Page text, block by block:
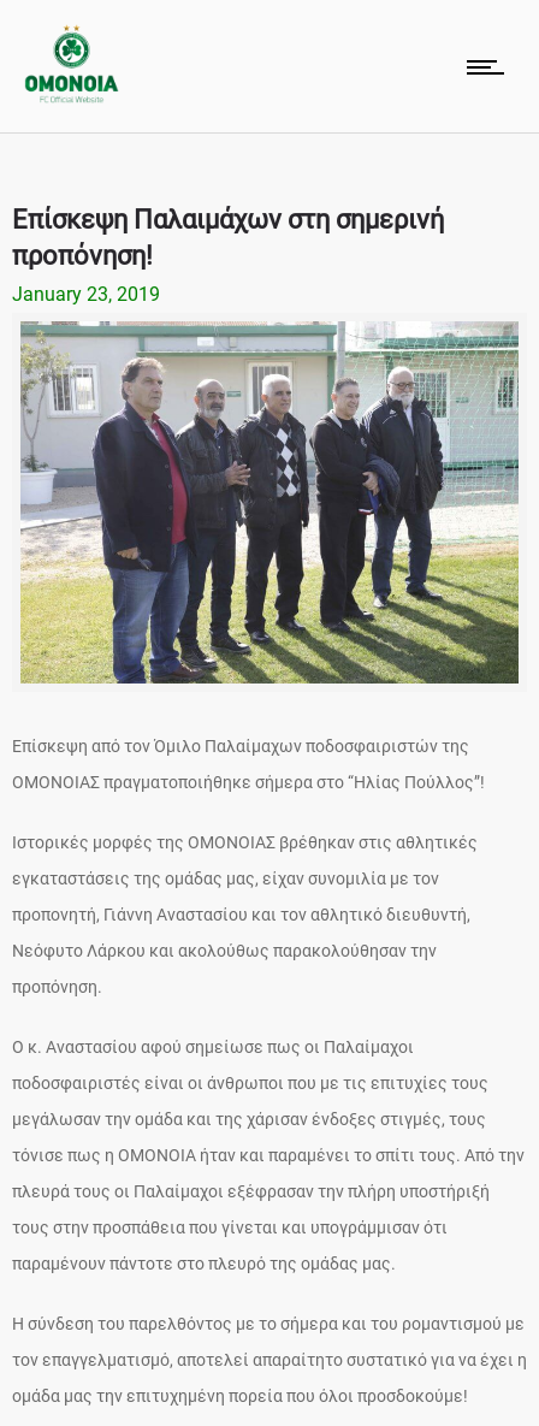
Επίσκεψη Παλαιμάχων στη σημερινή
προπόνηση!
January 23, 2019
Επίσκεψη από τον Όμιλο Παλαίμαχων ποδοσφαιριστών της
ΟΜΟΝΟΙΑΣ πραγματοποιήθηκε σήμερα στο “Ηλίας Πούλλος”!
Ιστορικές μορφές της ΟΜΟΝΟΙΑΣ βρέθηκαν στις αθλητικές
εγκαταστάσεις της ομάδας μας, είχαν συνομιλία με τον
προπονητή, Γιάννη Αναστασίου και τον αθλητικό διευθυντή,
Νεόφυτο Λάρκου και ακολούθως παρακολούθησαν την
προπόνηση.
Ο κ. Αναστασίου αφού σημείωσε πως οι Παλαίμαχοι
ποδοσφαιριστές είναι οι άνθρωποι που με τις επιτυχίες τους
μεγάλωσαν την ομάδα και της χάρισαν ένδοξες στιγμές, τους
τόνισε πως η ΟΜΟΝΟΙΑ ήταν και παραμένει το σπίτι τους. Από την
πλευρά τους οι Παλαίμαχοι εξέφρασαν την πλήρη υποστήριξή
τους στην προσπάθεια που γίνεται και υπογράμμισαν ότι
παραμένουν πάντοτε στο πλευρό της ομάδας μας.
Η σύνδεση του παρελθόντος με το σήμερα και του ρομαντισμού με
τον επαγγελματισμό, αποτελεί απαραίτητο συστατικό για να έχει η
ομάδα μας την επιτυχημένη πορεία που όλοι προσδοκούμε!